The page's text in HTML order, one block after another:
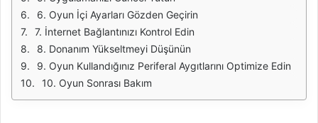
6. Oyun İçi Ayarları Gözden Geçirin
7. İnternet Bağlantınızı Kontrol Edin
8. Donanım Yükseltmeyi Düşünün
9. Oyun Kullandığınız Periferal Aygıtlarını Optimize Edin
10. Oyun Sonrası Bakım